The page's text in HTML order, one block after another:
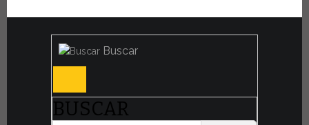
Buscar
BUSCAR